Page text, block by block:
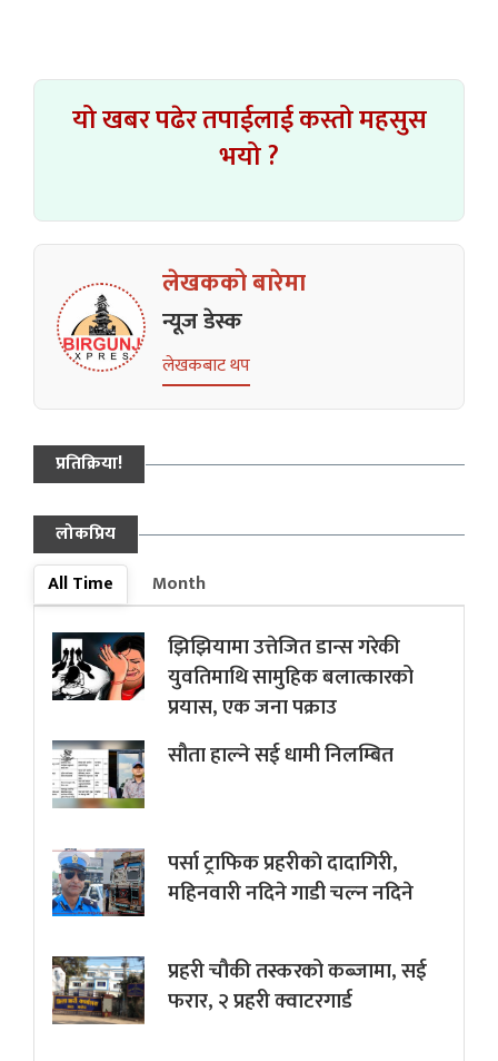
यो खबर पढेर तपाईलाई कस्तो महसुस
भयो ?
लेखकको बारेमा
न्यूज डेस्क
लेखकबाट थप
प्रतिक्रिया!
लोकप्रिय
All Time
Month
झिझियामा उत्तेजित डान्स गरेकी
युवतिमाथि सामुहिक बलात्कारको
प्रयास, एक जना पक्राउ
सौता हाल्ने सई धामी निलम्बित
पर्सा ट्राफिक प्रहरीकाे दादागिरी,
महिनवारी नदिने गाडी चल्न नदिने
प्रहरी चौकी तस्करको कब्जामा, सई
फरार, २ प्रहरी क्वाटरगार्ड